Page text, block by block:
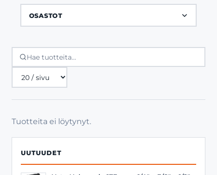
OSASTOT
UUTUUDET
Tuotteita
sivulla
Tuotteita ei löytynyt.